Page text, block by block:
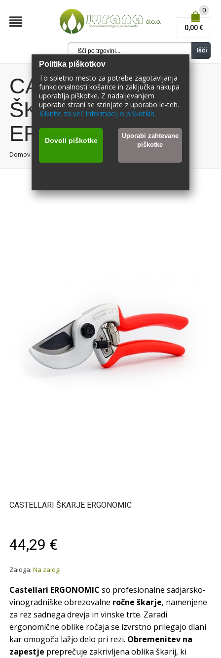
Politika piškotkov
To spletno mesto za potrebe zagotavljanja
funkcionalnosti košarice in zaključka nakupa
uporablja piškotke. Z nadaljevanjem
uporabe strani se strinjate z uporabo le-teh.
Kliknite za več informacij o piškotkih.
Dovoli piškotke
Uporabi zahtevane
piškotke
Išči
0
0,00 €
CASTELLARI
ŠKARJE
ERGONOMIC
Domov
CASTELLARI ŠKARJE ERGONOMIC
44,29 €
Zaloga:Na zalogi
Castellari ERGONOMIC so profesionalne sadjarsko-
vinogradniške obrezovalne ročne škarje, namenjene
za rez sadnega drevja in vinske trte. Zaradi
ergonomične oblike ročaja se izvrstno prilegajo dlani
kar omogoča lažjo delo pri rezi. Obremenitev na
zapestje preprečuje zakrivljena oblika škarij, ki